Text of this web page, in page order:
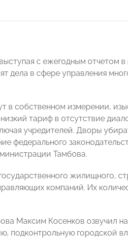
с ежегодным отчетом
дела в сфере управления
в собственном измерении,
тариф в отсутствие
учредителей. Дворы
федерального
Тамбова.
жилищного,
компаний. Их
Максим Косенков озвучил
подконтрольную городской